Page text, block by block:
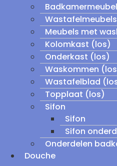
Wastafelmeubels
Meubels met
Kolomkast (los)
Onderkast (los)
Waskommen
Wastafelblad
Topplaat (los)
Sifon
Sifon
Sifon
Onderdelen
Douche